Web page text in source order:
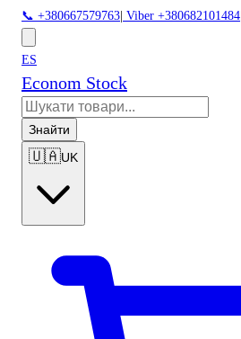
📞 +380667579763 Viber +380682101484
ES
Econom Stock
Знайти
🇺🇦UK